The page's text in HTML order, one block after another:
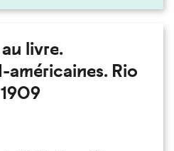
livre.
américaines. Rio